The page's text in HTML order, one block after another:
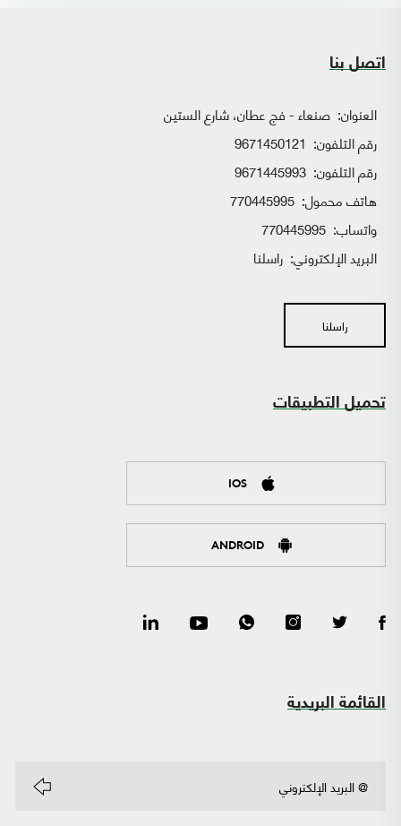
اتصل بنا
العنوان: صنعاء - فج عطان، شارع الستين
رقم التلفون: 9671450121
رقم التلفون: 9671445993
هاتف محمول: 770445995
واتساب:
البريد الإلكتروني: راسلنا
راسلنا
تحميل التطبيقات
IOS
ANDROID
القائمة البريدية